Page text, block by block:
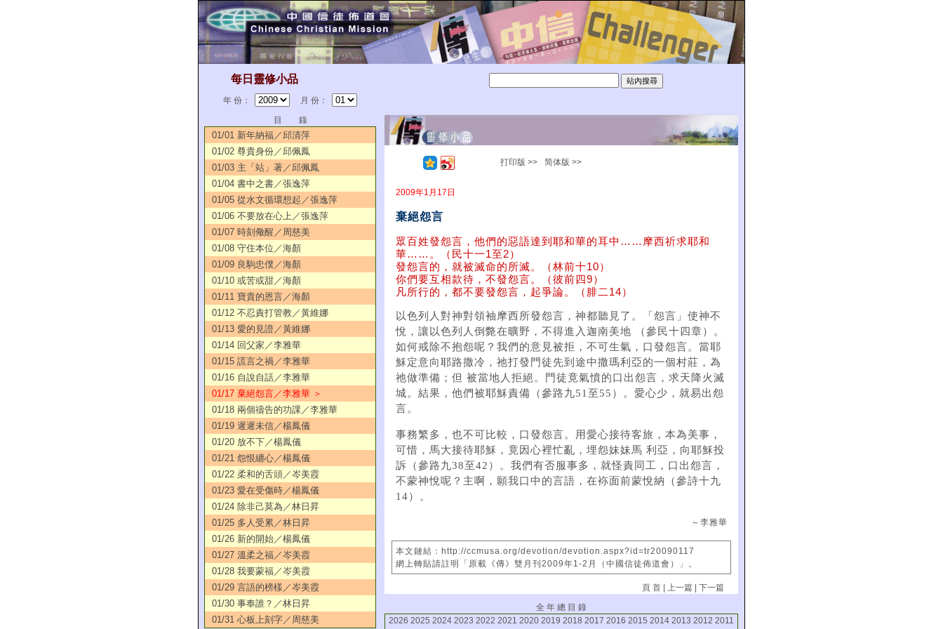
每日靈修小品
年 份：
月 份：
目 錄
01/01 新年納福／邱清萍
01/02 尊貴身份／邱佩鳳
01/03 主「站」著／邱佩鳳
01/04 書中之書／張逸萍
01/05 從水文循環想起／張逸萍
01/06 不要放在心上／張逸萍
01/07 時刻儆醒／周慈美
01/08 守住本位／海顏
01/09 良駒忠僕／海顏
01/10 或苦或甜／海顏
01/11 寶貴的恩言／海顏
01/12 不忍責打管教／黃維娜
01/13 愛的見證／黃維娜
01/14 回父家／李雅華
01/15 謊言之禍／李雅華
01/16 自說自話／李雅華
01/17 棄絕怨言／李雅華 ＞
01/18 兩個禱告的功課／李雅華
01/19 遲遲未信／楊鳳儀
01/20 放不下／楊鳳儀
01/21 怨恨纏心／楊鳳儀
01/22 柔和的舌頭／岑美霞
01/23 愛在受傷時／楊鳳儀
01/24 除非己莫為／林日昇
01/25 多人受累／林日昇
01/26 新的開始／楊鳳儀
01/27 溫柔之福／岑美霞
01/28 我要蒙福／岑美霞
01/29 言語的榜樣／岑美霞
01/30 事奉誰？／林日昇
01/31 心板上刻字／周慈美
打印版 >> 简体版 >>
2009年1月17日
棄絕怨言
眾百姓發怨言，他們的惡語達到耶和華的耳中……摩西祈求耶和
華……。（民十一1至2）
發怨言的，就被滅命的所滅。（林前十10）
你們要互相款待，不發怨言。（彼前四9）
凡所行的，都不要發怨言，起爭論。（腓二14）
以色列人對神對領袖摩西所發怨言，神都聽見了。「怨言」使神不
悅，讓以色列人倒斃在曠野，不得進入迦南美地 （參民十四章）。
如何戒除不抱怨呢？我們的意見被拒，不可生氣，口發怨言。當耶
穌定意向耶路撒冷，祂打發門徒先到途中撒瑪利亞的一個村莊，為
祂做準備；但 被當地人拒絕。門徒竟氣憤的口出怨言，求天降火滅
城。結果，他們被耶穌責備（參路九51至55）。愛心少，就易出怨
言。
事務繁多，也不可比較，口發怨言。用愛心接待客旅，本為美事，
可惜，馬大接待耶穌，竟因心裡忙亂，埋怨妹妹馬 利亞，向耶穌投
訴（參路九38至42）。我們有否服事多，就怪責同工，口出怨言，
不蒙神悅呢？主啊，願我口中的言語，在袮面前蒙悅納（參詩十九
14）。
～李雅華
本文鏈結：http://ccmusa.org/devotion/devotion.aspx?id=tr20090117
網上轉貼請註明「原載《傳》雙月刊2009年1-2月（中國信徒佈道會）」。
頁 首 | 上一篇 |下一篇
全 年 總 目 錄
2026 2025 2024 2023 2022 2021 2020 2019 2018 2017 2016 2015 2014 2013 2012 2011